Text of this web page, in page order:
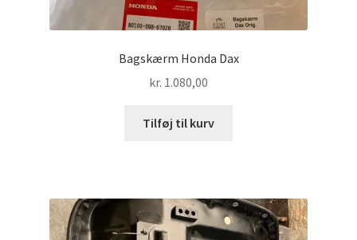
Bagskærm Honda Dax
kr. 1.080,00
Tilføj til kurv